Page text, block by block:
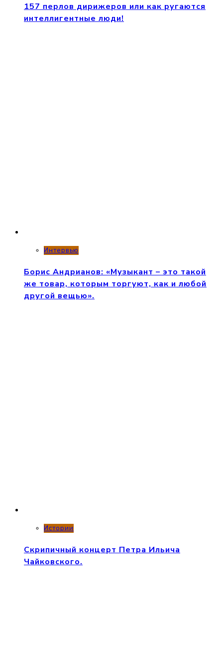
157 перлов дирижеров или как ругаются
интеллигентные люди!
Интервью
Борис Андрианов: «Музыкант – это такой
же товар, которым торгуют, как и любой
другой вещью».
Истории
Скрипичный концерт Петра Ильича
Чайковского.